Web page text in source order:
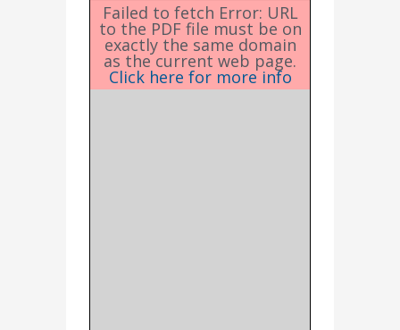
Failed to fetch Error: URL
to the PDF file must be on
exactly the same domain
as the current web page.
Click here for more info